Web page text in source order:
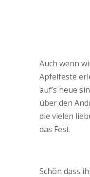
Auch wenn
Apfelfeste
auf’s neue
über den
die vielen
das Fest.
Schön dass